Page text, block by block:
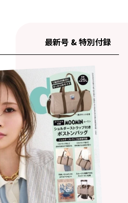
最新号 & 特別付録